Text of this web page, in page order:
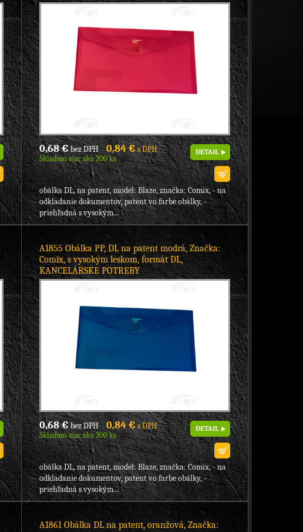
0,68 €bez DPH 0,84 €s DPH
Skladom viac ako 200 ks
DETAIL
obálka DL, na patent, model: Blaze, značka: Comix, - na
odkladanie dokumentov, patent vo farbe obálky, -
priehľadná s vysokým...
A1855 Obálka PP, DL na patent modrá, Značka:
Comix, s vysokým leskom, formát DL,
KANCELÁRSKE POTREBY
0,68 €bez DPH 0,84 €s DPH
Skladom viac ako 300 ks
DETAIL
obálka DL, na patent, model: Blaze, značka: Comix, - na
odkladanie dokumentov, patent vo farbe obálky, -
priehľadná s vysokým...
A1861 Obálka DL na patent, oranžová, Značka: